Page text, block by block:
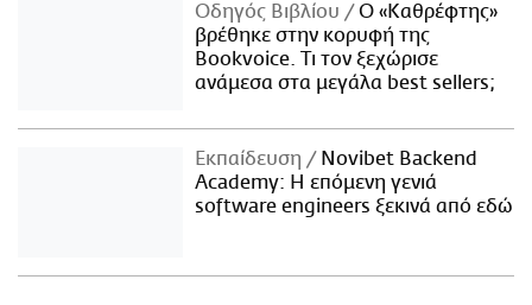
Οδηγός Βιβλίου
Ο «Καθρέφτης»
βρέθηκε στην κορυφή της
Bookvoice. Τι τον ξεχώρισε
ανάμεσα στα μεγάλα best sellers;
Εκπαίδευση
Novibet Backend
Academy: Η επόμενη γενιά
software engineers ξεκινά από εδώ